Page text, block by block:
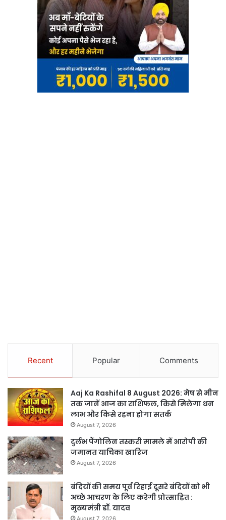
Recent Popular Comments
Aaj Ka Rashifal 8 August 2026: मेष से मीन
तक जानें आज का राशिफल, किसे मिलेगा धन
लाभ और किसे रहना होगा सतर्क
August 7, 2026
दुर्लभ पैंगोलिन तस्करी मामले में आरोपी की
जमानत याचिका खारिज
August 7, 2026
बंदियों की समय पूर्व रिहाई दूसरे बंदियों को भी
अच्छे आचरण के लिए करेगी प्रोत्साहित :
मुख्यमंत्री डॉ. यादव
August 7, 2026